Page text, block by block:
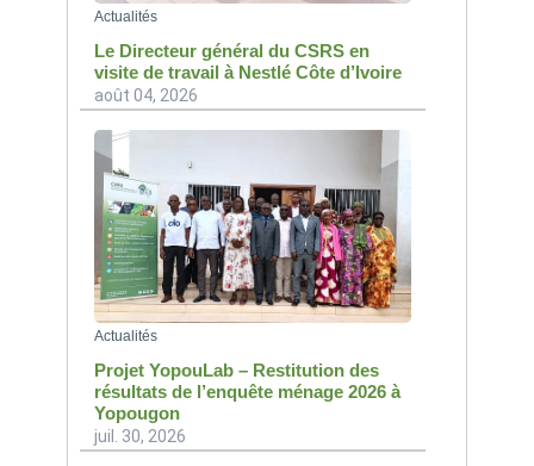
Actualités
Le Directeur général du CSRS en
visite de travail à Nestlé Côte d’Ivoire
août 04, 2026
Actualités
Projet YopouLab – Restitution des
résultats de l’enquête ménage 2026 à
Yopougon
juil. 30, 2026